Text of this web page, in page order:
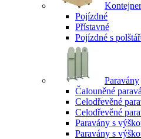
Pojízdné
Přístavné
Pojízdné s
Paravány
Čalouněné
Celodřevěné
Celodřevěné
Paravány s
Paravány s